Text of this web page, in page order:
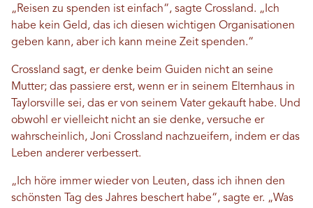
„Reisen zu spenden ist einfach“, sagte Crossland. „Ich
habe kein Geld, das ich diesen wichtigen Organisationen
geben kann, aber ich kann meine Zeit spenden.“
Crossland sagt, er denke beim Guiden nicht an seine
Mutter; das passiere erst, wenn er in seinem Elternhaus in
Taylorsville sei, das er von seinem Vater gekauft habe. Und
obwohl er vielleicht nicht an sie denke, versuche er
wahrscheinlich, Joni Crossland nachzueifern, indem er das
Leben anderer verbessert.
„Ich höre immer wieder von Leuten, dass ich ihnen den
schönsten Tag des Jahres beschert habe“, sagte er. „Was